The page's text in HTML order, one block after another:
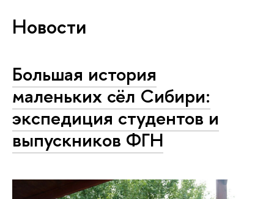
Новости
Большая история
маленьких сёл Сибири:
экспедиция студентов и
выпускников ФГН